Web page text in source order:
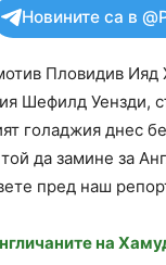
Новините са в
Пловидив
Шефилд Уензди,
голаджия днес
да замине за
пред наш
на